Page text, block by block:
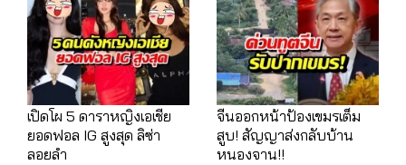
เปิดโผ 5 ดาราหญิงเอเชีย
ยอดฟอล IG สูงสุด ลิซ่า
ลอยลำ
จีนออกหน้าป้องเขมรเต็ม
สูบ! สัญญาส่งกลับบ้าน
หนองจาน!!